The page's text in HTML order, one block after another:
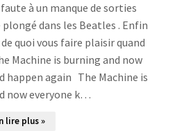
à un manque de sorties
dans les Beatles . Enfin
quoi vous faire plaisir quand
Machine is burning and now
happen again The Machine is
now everyone k…
lire plus »